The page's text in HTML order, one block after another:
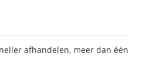
afhandelen, meer dan één